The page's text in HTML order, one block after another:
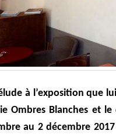
à l’exposition que
Ombres Blanches et
au 2 décembre